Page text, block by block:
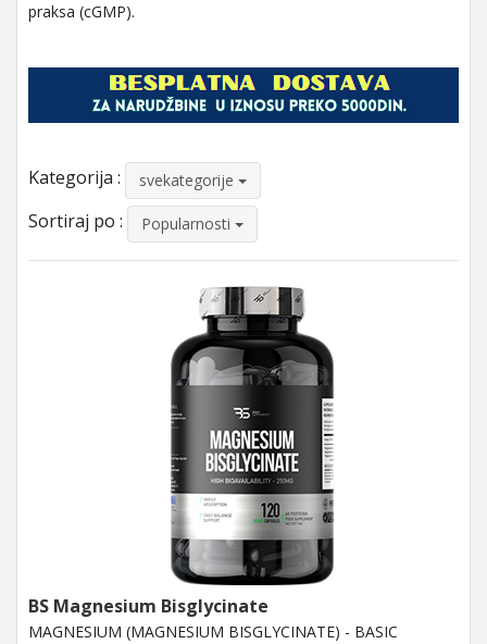
praksa (cGMP).
Kategorija : svekategorije
Sortiraj po : Popularnosti
BS Magnesium Bisglycinate
MAGNESIUM (MAGNESIUM BISGLYCINATE) - BASIC